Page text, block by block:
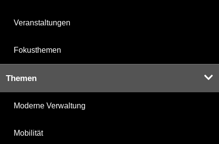
Veranstaltungen
Fokusthemen
Themen
Moderne Verwaltung
Mobilität